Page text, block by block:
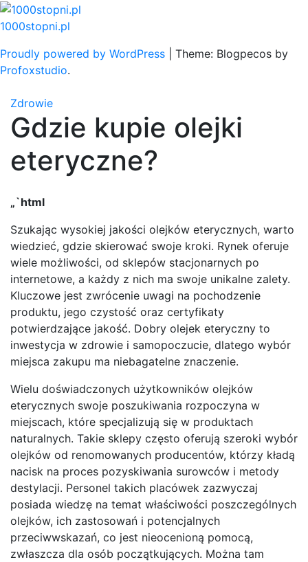
Skip
to
1000stopni.pl
Proudly powered by WordPress
Theme: Blogpecos by
Profoxstudio.
Zdrowie
Gdzie kupie olejki
eteryczne?
„`html
Szukając wysokiej jakości olejków eterycznych, warto
wiedzieć, gdzie skierować swoje kroki. Rynek oferuje
wiele możliwości, od sklepów stacjonarnych po
internetowe, a każdy z nich ma swoje unikalne zalety.
Kluczowe jest zwrócenie uwagi na pochodzenie
produktu, jego czystość oraz certyfikaty
potwierdzające jakość. Dobry olejek eteryczny to
inwestycja w zdrowie i samopoczucie, dlatego wybór
miejsca zakupu ma niebagatelne znaczenie.
Wielu doświadczonych użytkowników olejków
eterycznych swoje poszukiwania rozpoczyna w
miejscach, które specjalizują się w produktach
naturalnych. Takie sklepy często oferują szeroki wybór
olejków od renomowanych producentów, którzy kładą
nacisk na proces pozyskiwania surowców i metody
destylacji. Personel takich placówek zazwyczaj
posiada wiedzę na temat właściwości poszczególnych
olejków, ich zastosowań i potencjalnych
przeciwwskazań, co jest nieocenioną pomocą,
zwłaszcza dla osób początkujących. Można tam